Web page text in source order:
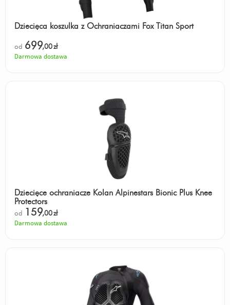
Dziecięca koszulka z Ochraniaczami Fox Titan Sport
od 699,00zł
Darmowa dostawa
Dziecięce ochraniacze Kolan Alpinestars Bionic Plus Knee
Protectors
od 159,00zł
Darmowa dostawa